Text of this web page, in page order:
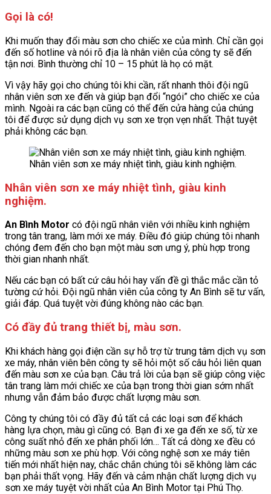
Gọi là có!
Khi muốn thay đổi màu sơn cho chiếc xe của mình. Chỉ cần gọi
đến số hotline và nói rõ địa là nhân viên của công ty sẽ đến
tận nơi. Bình thường chỉ 10 – 15 phút là họ có mặt.
Vì vậy hãy gọi cho chúng tôi khi cần, rất nhanh thôi đội ngũ
nhân viên sơn xe đến và giúp bạn đổi “ngói” cho chiếc xe của
mình. Ngoài ra các bạn cũng có thể đến cửa hàng của chúng
tôi để được sử dụng dịch vụ sơn xe trọn vẹn nhất. Thật tuyệt
phải không các bạn.
Nhân viên sơn xe máy nhiệt tình, giàu kinh nghiệm.
Nhân viên sơn xe máy nhiệt tình, giàu kinh
nghiệm.
An Bình Motor có đội ngũ nhân viên với nhiều kinh nghiệm
trong tân trang, làm mới xe máy. Điều đó giúp chúng tôi nhanh
chóng đem đến cho bạn một màu sơn ưng ý, phù hợp trong
thời gian nhanh nhất.
Nếu các bạn có bất cứ câu hỏi hay vấn đề gì thắc mắc cần tỏ
tường cứ hỏi. Đội ngũ nhân viên của công ty An Bình sẽ tư vấn,
giải đáp. Quá tuyệt vời đúng không nào các bạn.
Có đầy đủ trang thiết bị, màu sơn.
Khi khách hàng gọi điện cần sự hỗ trợ từ trung tâm dịch vụ sơn
xe máy, nhân viên bên công ty sẽ hỏi một số câu hỏi liên quan
đến màu sơn xe của bạn. Câu trả lời của bạn sẽ giúp công việc
tân trang làm mới chiếc xe của bạn trong thời gian sớm nhất
nhưng vẫn đảm bảo được chất lượng màu sơn.
Công ty chúng tôi có đầy đủ tất cả các loại sơn để khách
hàng lựa chọn, màu gì cũng có. Bạn đi xe ga đến xe số, từ xe
công suất nhỏ đến xe phân phối lớn… Tất cả dòng xe đều có
những màu sơn xe phù hợp. Với công nghệ sơn xe máy tiên
tiến mới nhất hiện nay, chắc chắn chúng tôi sẽ không làm các
bạn phải thất vọng. Hãy đến và cảm nhận chất lượng dịch vụ
sơn xe máy tuyệt vời nhất của An Bình Motor tại Phú Thọ.